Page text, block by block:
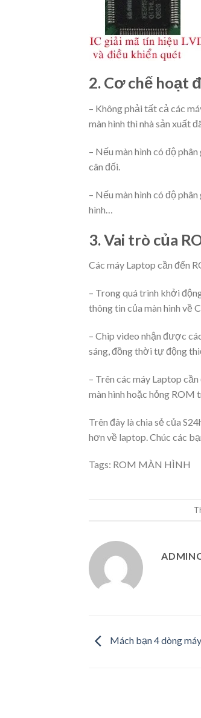
2. Cơ chế hoạt
– Không phải tất cả các
màn hình thì nhà sản xuất
– Nếu màn hình có độ
cân đối.
– Nếu màn hình có độ
hình…
3. Vai trò của
Các máy Laptop cần đến
– Trong quá trình khởi
thông tin của màn hình về
– Chip video nhận được
sáng, đồng thời tự động
– Trên các máy Laptop
màn hình hoặc hỏng ROM
Trên đây là chia sẻ của
hơn về laptop. Chúc các
Tags: ROM MÀN HÌNH
Mách bạn 4 dòng